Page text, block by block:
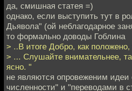
да, смишная статея =)
однако, если выступить тут в
Дьявола" (ой неблагодарное
то формально доводы Гоблина
> ..В итоге Добро, как положено,
> ... Слушайте внимательнее,
ясно. "
не являются опровеженим идеи
численности" и "переводами в